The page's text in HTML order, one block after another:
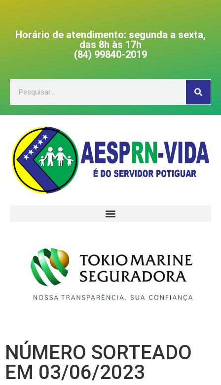
Horário de atendimento: segunda a sexta,
das 8h às 17h
(84) 99840-2019
NÚMERO SORTEADO
EM 03/06/2023